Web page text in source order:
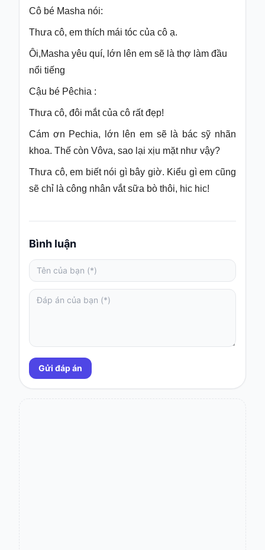
Truyện
cười
đáp
Giới
Cô bé Masha nói:
Thưa cô, em thích mái tóc của cô ạ.
Ôi,Masha yêu quí, lớn lên em sẽ là thợ làm đầu
nổi tiếng
Cậu bé Pêchia :
Thưa cô, đôi mắt của cô rất đẹp!
Cám ơn Pechia, lớn lên em sẽ là bác sỹ nhãn
khoa. Thế còn Vôva, sao lại xịu mặt như vậy?
Thưa cô, em biết nói gì bây giờ. Kiểu gì em cũng
sẽ chỉ là công nhân vắt sữa bò thôi, hic hic!
Bình luận
Gửi đáp án